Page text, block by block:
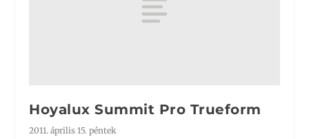
Hoyalux Summit Pro Trueform
2011. április 15. péntek